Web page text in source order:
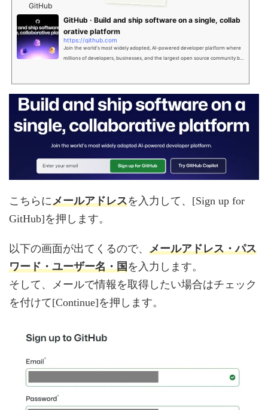
GitHub
GitHub · Build and ship software on a single, collab
orative platform
https://github.com
Join the world's most widely adopted, AI-powered developer platform where
millions of developers, businesses, and the largest open source community bui
こちらにメールアドレスを入力して、[Sign up for
GitHub]を押します。
以下の画面が出てくるので、 メールアドレス・パス
ワード・ユーザー名・国を入力します。
そして、メールで情報を取得したい場合はチェック
を付けて[Continue]を押します。